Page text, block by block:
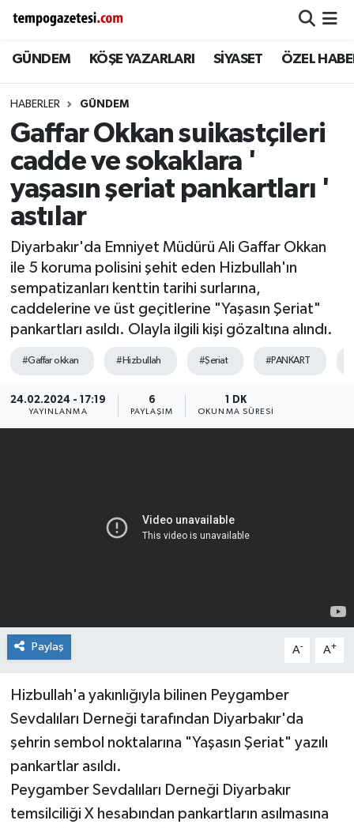
GÜNDEM KÖŞE YAZARLARI SİYASET ÖZEL
HABERLER GÜNDEM
Gaffar Okkan suikastçileri
cadde ve sokaklara '
yaşasın şeriat pankartları '
astılar
Diyarbakır'da Emniyet Müdürü Ali Gaffar Okkan
ile 5 koruma polisini şehit eden Hizbullah'ın
sempatizanları kenttin tarihi surlarına,
caddelerine ve üst geçitlerine "Yaşasın Şeriat"
pankartları asıldı. Olayla ilgili kişi gözaltına alındı.
#Gaffar okkan #Hizbullah #Şeriat #PANKART
24.02.2024 - 17:19
YAYINLANMA
6
PAYLAŞIM
1 DK
OKUNMA SÜRESI
Paylaş A- A+
Hizbullah'a yakınlığıyla bilinen Peygamber
Sevdalıları Derneği tarafından Diyarbakır'da
şehrin sembol noktalarına "Yaşasın Şeriat" yazılı
pankartlar asıldı.
Peygamber Sevdalıları Derneği Diyarbakır
temsilciliği X hesabından pankartların asılmasına
Alaplı
Çaycuma
Devrek
Ereğli
Gökçebey
GÜNDEM
Kilimli
Zonguldak Nöbetçi Eczaneler
Zonguldak Hava Durumu
Zonguldak Namaz Vakitleri
Zonguldak Trafik Yoğunluk Haritası
Süper Lig Puan Durumu ve Fikstür
Tüm Manşetler
Son Dakika Haberleri